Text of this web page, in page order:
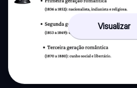
Visualizar